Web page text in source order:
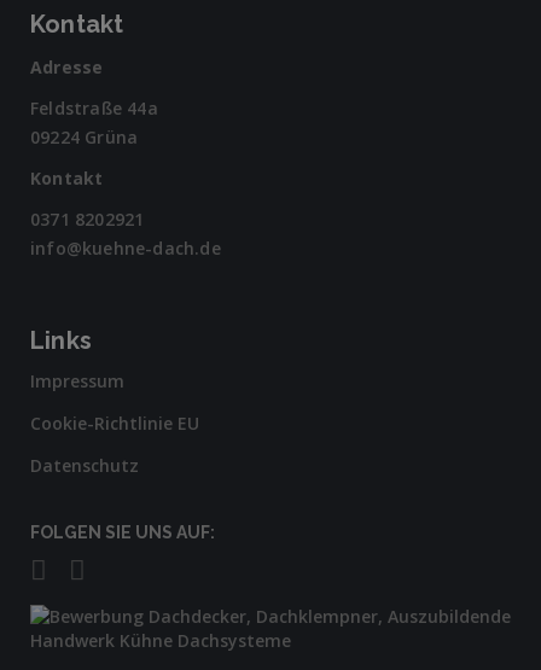
Kontakt
Adresse
Feldstraße 44a
09224 Grüna
Kontakt
0371 8202921
info@kuehne-dach.de
Links
Impressum
Cookie-Richtlinie EU
Datenschutz
FOLGEN SIE UNS AUF: